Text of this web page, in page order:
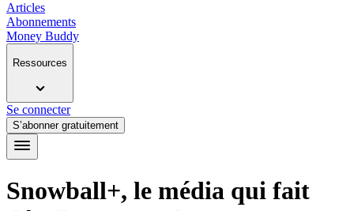
Articles
Abonnements
Money Buddy
Ressources
Se connecter
S’abonner gratuitement
Snowball+, le média qui fait